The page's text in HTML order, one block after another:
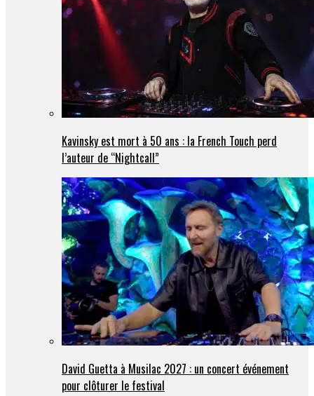
Kavinsky est mort à 50 ans : la French Touch perd
l’auteur de “Nightcall”
David Guetta à Musilac 2027 : un concert événement
pour clôturer le festival